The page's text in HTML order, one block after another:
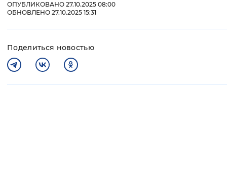
ОПУБЛИКОВАНО 27.10.2025 08:00
ОБНОВЛЕНО 27.10.2025 15:31
Поделиться новостью